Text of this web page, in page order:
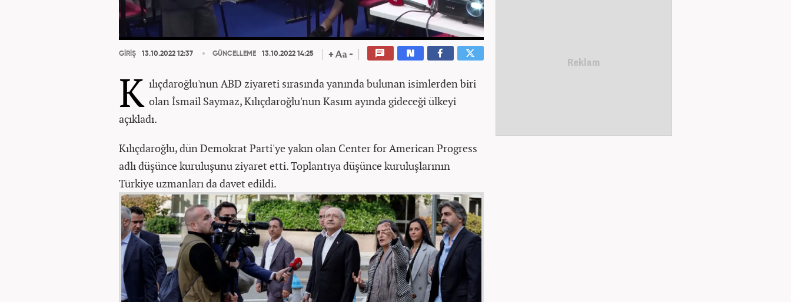
GİRİŞ 13.10.2022 12:37 GÜNCELLEME 13.10.2022 14:25
K ılıçdaroğlu'nun ABD ziyareti sırasında yanında bulunan isimlerden biri
olan İsmail Saymaz, Kılıçdaroğlu'nun Kasım ayında gideceği ülkeyi
açıkladı.
Kılıçdaroğlu, dün Demokrat Parti'ye yakın olan Center for American Progress
adlı düşünce kuruluşunu ziyaret etti. Toplantıya düşünce kuruluşlarının
Türkiye uzmanları da davet edildi.